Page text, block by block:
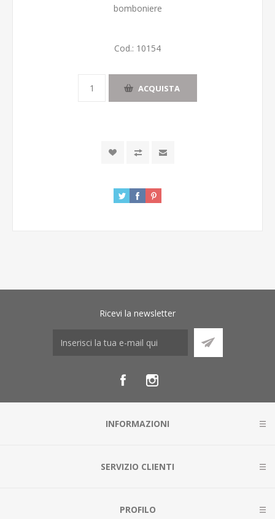
bomboniere
Cod.: 10154
ACQUISTA
Ricevi la newsletter
INFORMAZIONI
SERVIZIO CLIENTI
PROFILO